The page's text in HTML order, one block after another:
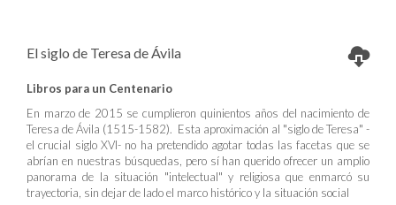
El siglo de Teresa de Ávila
Libros para un Centenario
En marzo de 2015 se cumplieron quinientos años del nacimiento de
Teresa de Ávila (1515-1582). Esta aproximación al "siglo de Teresa" -
el crucial siglo XVI- no ha pretendido agotar todas las facetas que se
abrían en nuestras búsquedas, pero sí han querido ofrecer un amplio
panorama de la situación "intelectual" y religiosa que enmarcó su
trayectoria, sin dejar de lado el marco histórico y la situación social